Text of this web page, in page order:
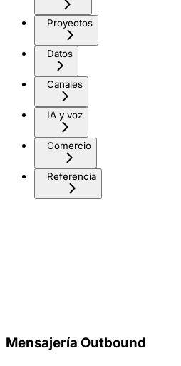
Proyectos
Datos
Canales
IA y voz
Comercio
Referencia
Mensajería Outbound